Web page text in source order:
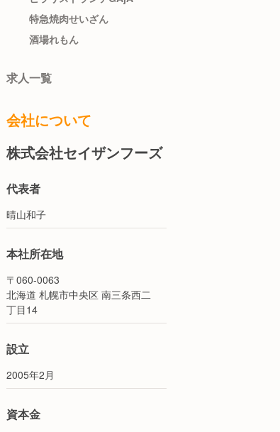
特急焼肉せいざん
酒場れもん
求人一覧
会社について
株式会社セイザンフーズ
代表者
晴山和子
本社所在地
〒060-0063
北海道 札幌市中央区 南三条西二
丁目14
設立
2005年2月
資本金